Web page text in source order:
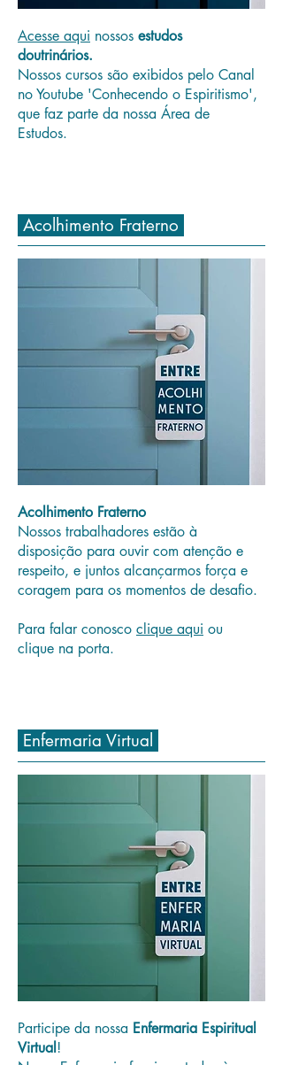
Acesse aqui nossos estudos
doutrinários.
Nossos cursos são exibidos pelo Canal
no Youtube 'Conhecendo o Espiritismo',
que faz parte da nossa Área de
Estudos.
Acolhimento Fraterno
Acolhimento Fraterno
Nossos trabalhadores estão à
disposição para ouvir com atenção e
respeito, e juntos alcançarmos força e
coragem para os momentos de desafio.
Para falar conosco clique aqui ou
clique na porta.
Enfermaria Virtual
Participe da nossa Enfermaria Espiritual
Virtual !